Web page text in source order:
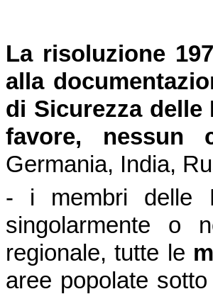
La risoluzione
alla
di Sicurezza
favore, nessun
Germania, India,
- i membri delle
singolarmente o
regionale, tutte le
aree popolate